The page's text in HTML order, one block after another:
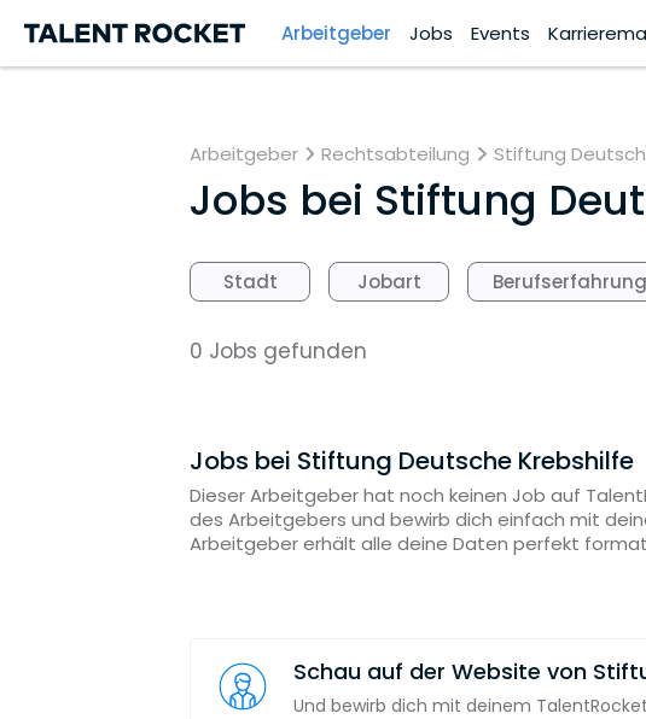
Arbeitgeber Jobs Events
Arbeitgeber Rechtsabteilung Stiftung
Jobs bei Stiftung
Stadt Jobart Berufserfahrung
0 Jobs gefunden
Jobs bei Stiftung Deutsche Krebshilfe
Dieser Arbeitgeber hat noch keinen Job auf
des Arbeitgebers und bewirb dich einfach mit
Arbeitgeber erhält alle deine Daten perfekt
Schau auf der Website von
Und bewirb dich mit deinem